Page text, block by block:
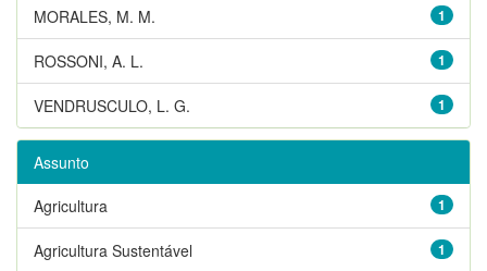
1
MORALES, M. M.
1
ROSSONI, A. L.
1
VENDRUSCULO, L. G.
Assunto
1
Agricultura
1
Agricultura Sustentável